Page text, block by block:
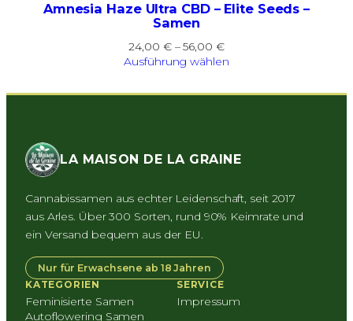
Amnesia Haze Ultra CBD – Elite Seeds –
Samen
24,00 € –56,00 €Preisspanne:
24,00 €
56,00 €
Ausführung wählen
LA MAISON DE LA GRAINE
Cannabissamen aus echter Leidenschaft, seit 2017
aus Arles. Über 300 Sorten, rund 90% Keimrate und
ein Versand bequem aus der EU.
Nur für Erwachsene ab 18 Jahren
KATEGORIEN
Feminisierte Samen
Autoflowering Samen
SERVICE
Impressum